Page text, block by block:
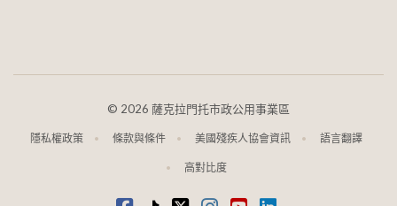
© 2026 薩克拉門托市政公用事業區
隱私權政策 條款與條件 美國殘疾人協會資訊 語言翻譯
高對比度